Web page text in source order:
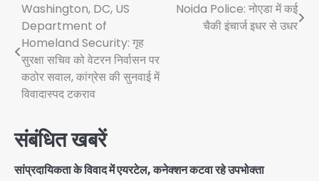
Post
navigation
Washington, DC, US
Department of
Homeland Security: गृह
सुरक्षा सचिव को वेटरन निर्वासन पर
कठोर सवाल, कांग्रेस की सुनवाई में
विवादास्पद टकराव
Noida Police: नोएडा में कई
चैकी इंचार्ज इधर से उधर
संबंधित खबरें
सांप्रदायिकता के विवाद में एयरटेल, कनेक्शन कटवा रहे उपभोक्ता